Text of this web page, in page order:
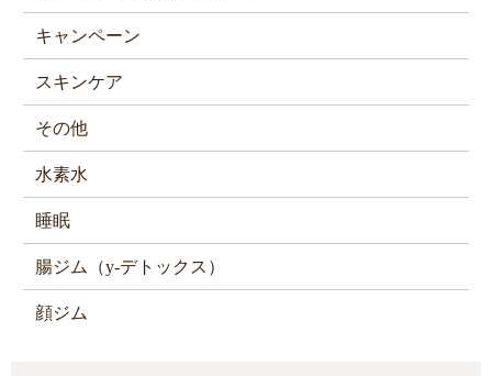
キャンペーン
スキンケア
その他
水素水
睡眠
腸ジム（y-デトックス）
顔ジム